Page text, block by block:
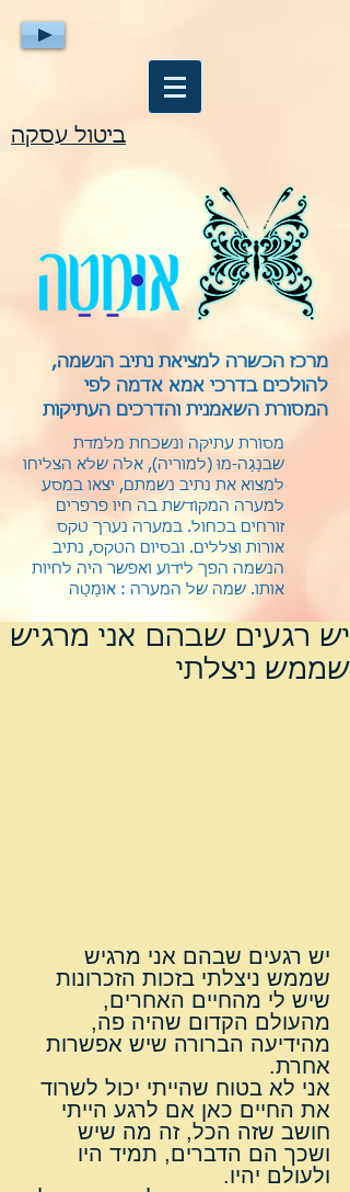
ביטול עסקה
מרכז הכשרה למציאת נתיב הנשמה,
להולכים בדרכי אמא אדמה לפי
המסורת השאמנית והדרכים העתיקות
מסורת עתיקה ונשכחת מלמדת
שבנַגַה-מוּ (למוריה), אלה שלא הצליחו
למצוא את נתיב נשמתם, יצאו במסע
למערה המקודשת בה חיו פרפרים
זורחים בכחול. במערה נערך טקס
אורות וצללים. ובסיום הטקס, נתיב
הנשמה הפך לידוע ואפשר היה לחיות
אותו. שמה של המערה : אוּמַטַה
יש רגעים שבהם אני מרגיש
שממש ניצלתי
יש רגעים שבהם אני מרגיש
שממש ניצלתי בזכות הזכרונות
שיש לי מהחיים האחרים,
מהעולם הקדום שהיה פה,
מהידיעה הברורה שיש אפשרות
אחרת.
אני לא בטוח שהייתי יכול לשרוד
את החיים כאן אם לרגע הייתי
חושב שזה הכל, זה מה שיש
ושכך הם הדברים, תמיד היו
ולעולם יהיו.